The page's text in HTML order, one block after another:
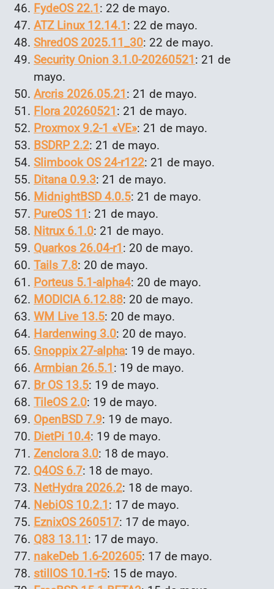
FydeOS 22.1 : 22 de mayo.
ATZ Linux 12.14.1 : 22 de mayo.
ShredOS 2025.11_30: 22 de mayo.
Security Onion 3.1.0-20260521 : 21 de
mayo.
Arcris 2026.05.21 : 21 de mayo.
Flora 20260521 : 21 de mayo.
Proxmox 9.2-1 «VE»: 21 de mayo.
BSDRP 2.2: 21 de mayo.
Slimbook OS 24-r122: 21 de mayo.
Ditana 0.9.3: 21 de mayo.
MidnightBSD 4.0.5: 21 de mayo.
PureOS 11 : 21 de mayo.
Nitrux 6.1.0: 21 de mayo.
Quarkos 26.04-r1 : 20 de mayo.
Tails 7.8: 20 de mayo.
Porteus 5.1-alpha4: 20 de mayo.
MODICIA 6.12.88: 20 de mayo.
WM Live 13.5: 20 de mayo.
Hardenwing 3.0: 20 de mayo.
Gnoppix 27-alpha: 19 de mayo.
Armbian 26.5.1 : 19 de mayo.
Br OS 13.5: 19 de mayo.
TileOS 2.0: 19 de mayo.
OpenBSD 7.9: 19 de mayo.
DietPi 10.4: 19 de mayo.
Zenclora 3.0: 18 de mayo.
Q4OS 6.7: 18 de mayo.
NetHydra 2026.2: 18 de mayo.
NebiOS 10.2.1 : 17 de mayo.
EznixOS 260517: 17 de mayo.
Q83 13.11 : 17 de mayo.
nakeDeb 1.6-202605: 17 de mayo.
stillOS 10.1-r5: 15 de mayo.